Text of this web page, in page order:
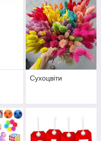
Сухоцвіти